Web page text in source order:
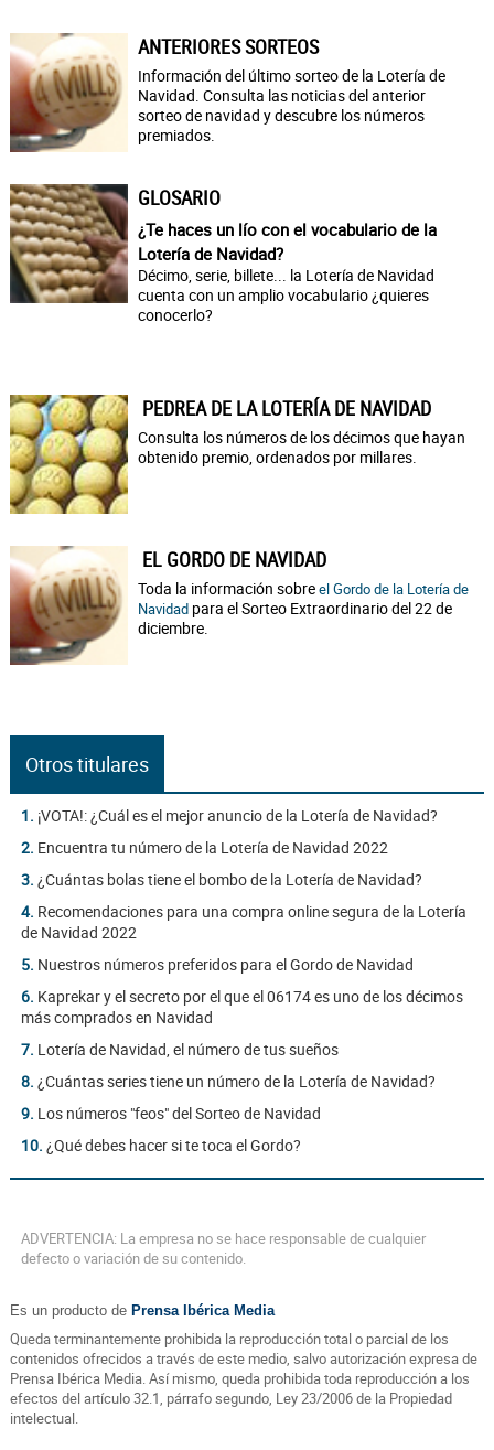
ANTERIORES SORTEOS
Información del último sorteo de la Lotería de
Navidad. Consulta las noticias del anterior
sorteo de navidad y descubre los números
premiados.
GLOSARIO
¿Te haces un lío con el vocabulario de la
Lotería de Navidad?
Décimo, serie, billete... la Lotería de Navidad
cuenta con un amplio vocabulario ¿quieres
conocerlo?
PEDREA DE LA LOTERÍA DE NAVIDAD
Consulta los números de los décimos que hayan
obtenido premio, ordenados por millares.
EL GORDO DE NAVIDAD
Toda la información sobreel Gordo de la Lotería de
Navidad para el Sorteo Extraordinario del 22 de
diciembre.
Otros titulares
1. ¡VOTA!: ¿Cuál es el mejor anuncio de la Lotería de Navidad?
2. Encuentra tu número de la Lotería de Navidad 2022
3. ¿Cuántas bolas tiene el bombo de la Lotería de Navidad?
4. Recomendaciones para una compra online segura de la Lotería
de Navidad 2022
5. Nuestros números preferidos para el Gordo de Navidad
6. Kaprekar y el secreto por el que el 06174 es uno de los décimos
más comprados en Navidad
7. Lotería de Navidad, el número de tus sueños
8. ¿Cuántas series tiene un número de la Lotería de Navidad?
9. Los números "feos" del Sorteo de Navidad
10. ¿Qué debes hacer si te toca el Gordo?
ADVERTENCIA: La empresa no se hace responsable de cualquier
defecto o variación de su contenido.
Es un producto de Prensa Ibérica Media
Queda terminantemente prohibida la reproducción total o parcial de los
contenidos ofrecidos a través de este medio, salvo autorización expresa de
Prensa Ibérica Media. Así mismo, queda prohibida toda reproducción a los
efectos del artículo 32.1, párrafo segundo, Ley 23/2006 de la Propiedad
intelectual.